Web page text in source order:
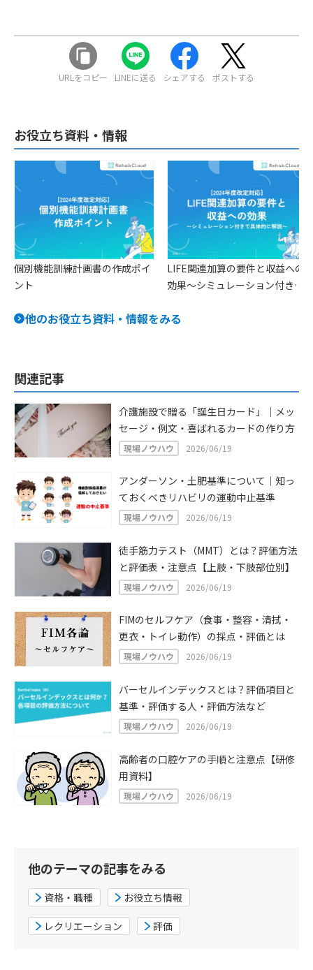
URLをコピー LINEに送る シェアする ポストする
お役立ち資料・情報
個別機能訓練計画書の作成ポイ
ント
LIFE関連加算の要件と収益への
効果〜シミュレーション付きで
他のお役立ち資料・情報をみる
関連記事
介護施設で贈る「誕生日カード」｜メッ
セージ・例文・喜ばれるカードの作り方
現場ノウハウ 2026/06/19
アンダーソン・土肥基準について｜知っ
ておくべきリハビリの運動中止基準
現場ノウハウ 2026/06/19
徒手筋力テスト（MMT）とは？評価方法
と評価表・注意点【上肢・下肢部位別】
現場ノウハウ 2026/06/19
FIMのセルフケア（食事・整容・清拭・
更衣・トイレ動作）の採点・評価とは
現場ノウハウ 2026/06/19
バーセルインデックスとは？評価項目と
基準・評価する人・評価方法など
現場ノウハウ 2026/06/19
高齢者の口腔ケアの手順と注意点【研修
用資料】
現場ノウハウ 2026/06/19
他のテーマの記事をみる
資格・職種 お役立ち情報
レクリエーション 評価